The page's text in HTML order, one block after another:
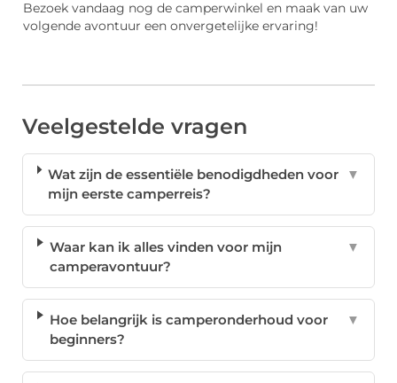
Bezoek vandaag nog de camperwinkel en maak van uw
volgende avontuur een onvergetelijke ervaring!
Veelgestelde vragen
Wat zijn de essentiële benodigdheden voor
mijn eerste camperreis?
▼
Waar kan ik alles vinden voor mijn
camperavontuur?
▼
Hoe belangrijk is camperonderhoud voor
beginners?
▼